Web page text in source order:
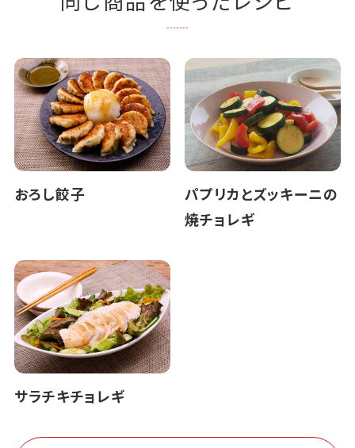
おろし餃子
パプリカとズッキーニの
焼チョレギ
サラチキチョレギ